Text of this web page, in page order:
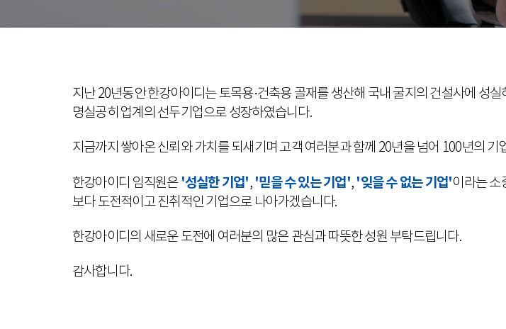
지난 20년동안 한강아이디는 토목용·건축용 골재를 생산해 국내 굴지의 건설사에 성실
명실공히 업계의 선두기업으로 성장하였습니다.
지금까지 쌓아온 신뢰와 가치를 되새기며 고객 여러분과 함께 20년을 넘어 100년의
한강아이디 임직원은 '성실한 기업', '믿을 수 있는 기업', '잊을 수 없는 기업'이라는 소
보다 도전적이고 진취적인 기업으로 나아가겠습니다.
한강아이디의 새로운 도전에 여러분의 많은 관심과 따뜻한 성원 부탁드립니다.
감사합니다.